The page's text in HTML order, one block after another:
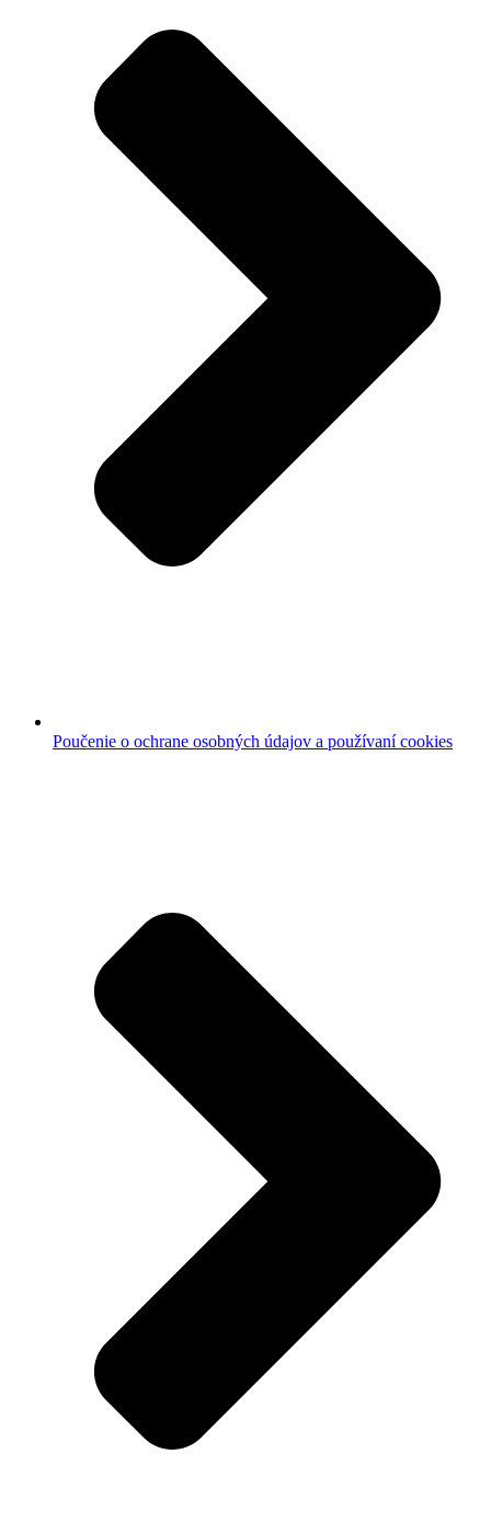
Poučenie o ochrane osobných údajov a používaní cookies